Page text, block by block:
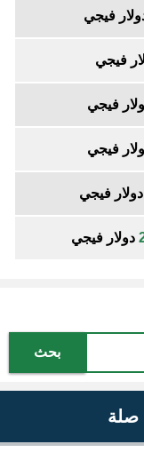
فيجي
فيجي
فيجي
فيجي
دولار فيجي
دولار فيجي
بحث
صلة